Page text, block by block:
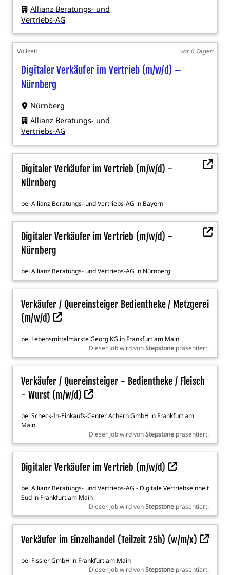
Allianz Beratungs- und
Vertriebs-AG
Vollzeit vor 6 Tagen
Digitaler Verkäufer im Vertrieb (m/w/d) –
Nürnberg
Nürnberg
Allianz Beratungs- und
Vertriebs-AG
Digitaler Verkäufer im Vertrieb (m/w/d) -
Nürnberg
bei Allianz Beratungs- und Vertriebs-AG in Bayern
Digitaler Verkäufer im Vertrieb (m/w/d) -
Nürnberg
bei Allianz Beratungs- und Vertriebs-AG in Nürnberg
Verkäufer / Quereinsteiger Bedientheke / Metzgerei
(m/w/d)
bei Lebensmittelmärkte Georg KG in Frankfurt am Main
Dieser Job wird vonStepstonepräsentiert.
Verkäufer / Quereinsteiger - Bedientheke / Fleisch
- Wurst (m/w/d)
bei Scheck-In-Einkaufs-Center Achern GmbH in Frankfurt am
Main
Dieser Job wird vonStepstonepräsentiert.
Digitaler Verkäufer im Vertrieb (m/w/d)
bei Allianz Beratungs- und Vertriebs-AG - Digitale Vertriebseinheit
Süd in Frankfurt am Main
Dieser Job wird vonStepstonepräsentiert.
Verkäufer im Einzelhandel (Teilzeit 25h) (w/m/x)
bei Fissler GmbH in Frankfurt am Main
Dieser Job wird vonStepstonepräsentiert.